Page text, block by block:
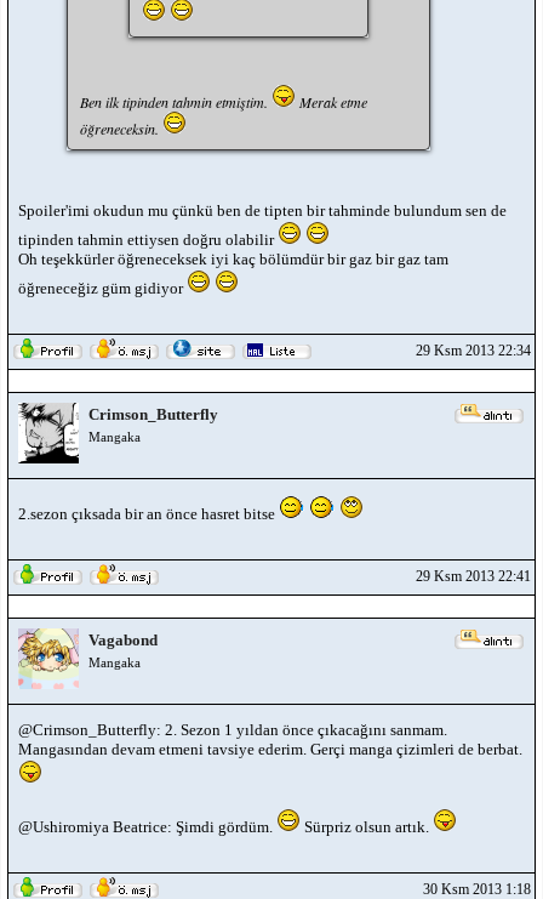
Ben ilk tipinden tahmin etmiştim.
Merak etme
öğreneceksin.
Spoiler'imi okudun mu çünkü ben de tipten bir tahminde bulundum sen de
tipinden tahmin ettiysen doğru olabilir
Oh teşekkürler öğreneceksek iyi kaç bölümdür bir gaz bir gaz tam
öğreneceğiz güm gidiyor
29 Ksm 2013 22:34
Crimson_Butterfly
Mangaka
2.sezon çıksada bir an önce hasret bitse
29 Ksm 2013 22:41
Vagabond
Mangaka
@Crimson_Butterfly: 2. Sezon 1 yıldan önce çıkacağını sanmam.
Mangasından devam etmeni tavsiye ederim. Gerçi manga çizimleri de berbat.
@Ushiromiya Beatrice: Şimdi gördüm. Sürpriz olsun artık.
30 Ksm 2013 1:18